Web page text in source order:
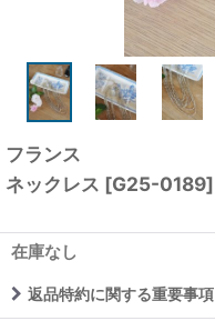
フランス
ネックレス [G25-0189]
在庫なし
返品特約に関する重要事項